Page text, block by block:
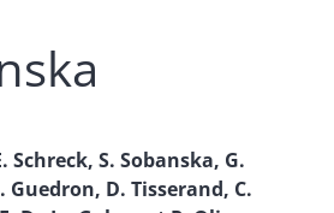
Schreck, S. Sobanska, G.
Guedron, D. Tisserand, C.